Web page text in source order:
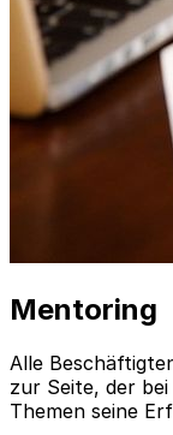
Mentoring
Alle
zur Seite, der
Themen seine